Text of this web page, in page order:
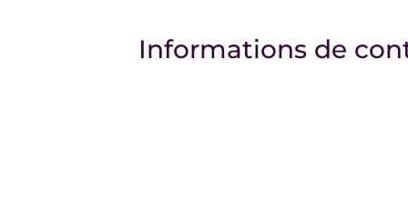
Informations de